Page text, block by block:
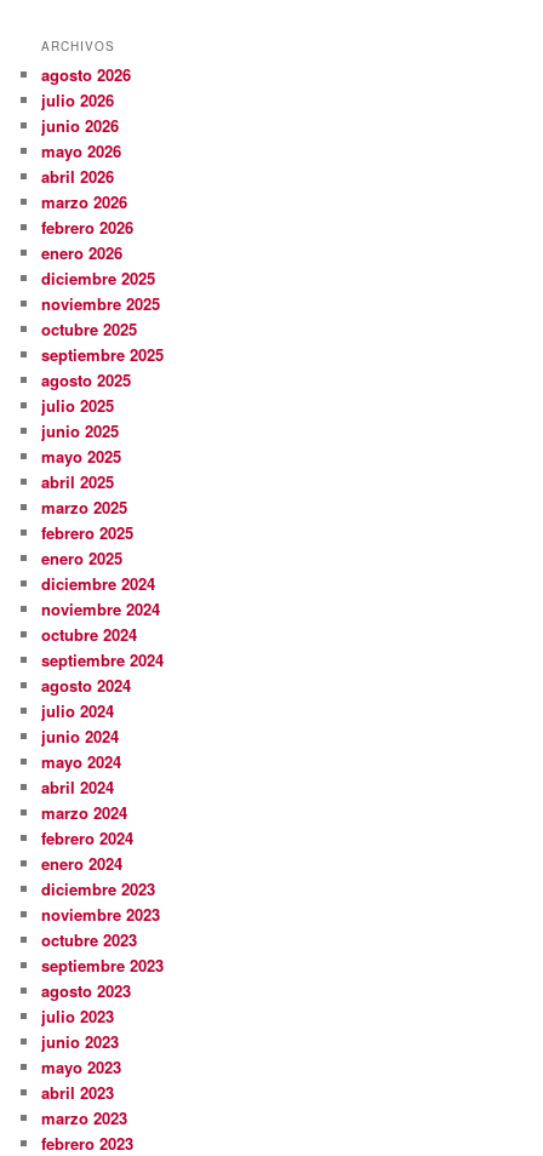
ARCHIVOS
agosto 2026
julio 2026
junio 2026
mayo 2026
abril 2026
marzo 2026
febrero 2026
enero 2026
diciembre 2025
noviembre 2025
octubre 2025
septiembre 2025
agosto 2025
julio 2025
junio 2025
mayo 2025
abril 2025
marzo 2025
febrero 2025
enero 2025
diciembre 2024
noviembre 2024
octubre 2024
septiembre 2024
agosto 2024
julio 2024
junio 2024
mayo 2024
abril 2024
marzo 2024
febrero 2024
enero 2024
diciembre 2023
noviembre 2023
octubre 2023
septiembre 2023
agosto 2023
julio 2023
junio 2023
mayo 2023
abril 2023
marzo 2023
febrero 2023